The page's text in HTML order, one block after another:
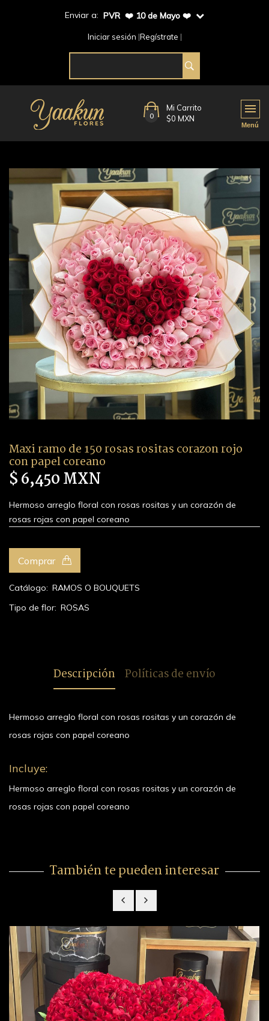
Enviar a: PVR ❤️ 10 de Mayo ❤️
Iniciar sesión Regístrate
0
Mi Carrito
$0 MXN
Maxi ramo de 150 rosas rositas corazon rojo
con papel coreano
$ 6,450 MXN
Hermoso arreglo floral con rosas rositas y un corazón de
rosas rojas con papel coreano
Comprar
Catálogo: RAMOS O BOUQUETS
Tipo de flor: ROSAS
Descripción Políticas de envío
Hermoso arreglo floral con rosas rositas y un corazón de
rosas rojas con papel coreano
Incluye:
Hermoso arreglo floral con rosas rositas y un corazón de
rosas rojas con papel coreano
También te pueden interesar